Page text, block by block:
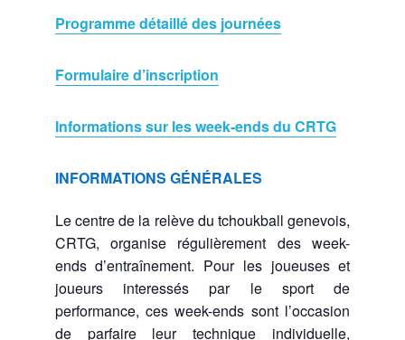
Programme détaillé des journées
Formulaire d’inscription
Informations sur les week-ends du CRTG
INFORMATIONS GÉNÉRALES
Le centre de la relève du tchoukball genevois,
CRTG, organise régulièrement des week-
ends d’entraînement. Pour les joueuses et
joueurs interessés par le sport de
performance, ces week-ends sont l’occasion
de parfaire leur technique individuelle,